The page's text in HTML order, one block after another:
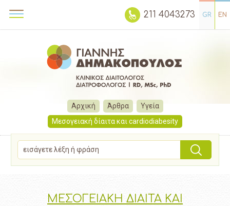
GR EN
211 4043273
Αρχική Άρθρα
Υγεία
Μεσογειακή δίαιτα και cardiodiabesity
ΜΕΣΟΓΕΙΑΚΗ ΔΙΑΙΤΑ ΚΑΙ